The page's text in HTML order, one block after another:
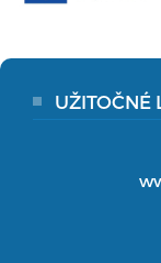
UŽITOČNÉ